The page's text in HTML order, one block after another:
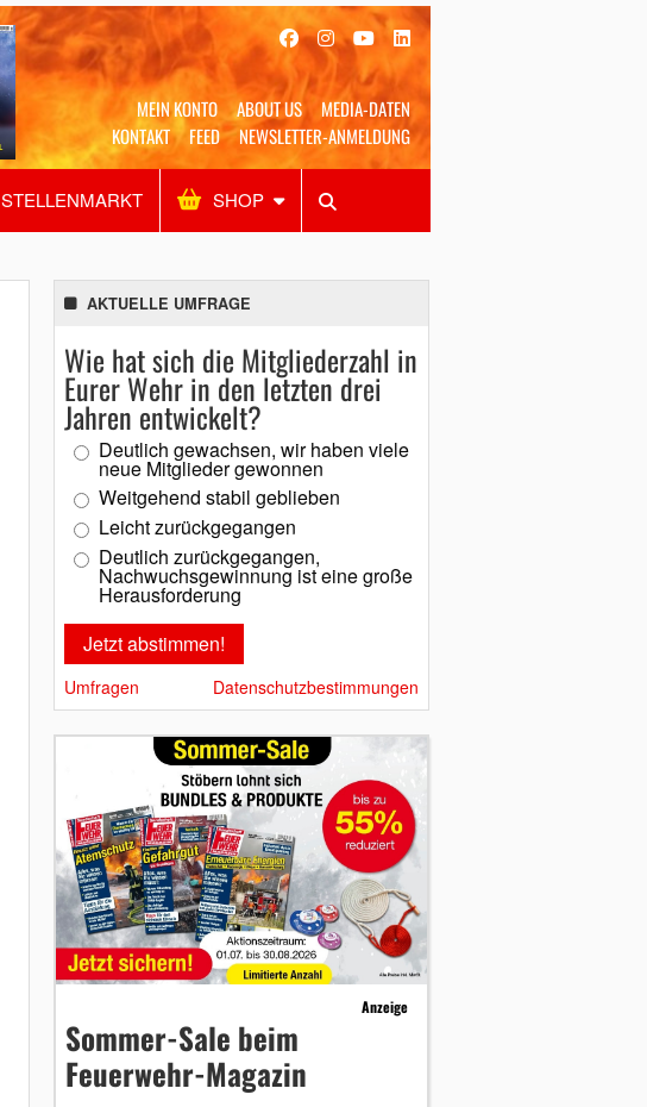
MEIN KONTO ABOUT US
MEDIA-DATEN
KONTAKT
FEED NEWSLETTER-ANMELDUNG
STELLENMARKT SHOP
Alles Shop SUCHEN
AKTUELLE UMFRAGE
Wie hat sich die Mitgliederzahl in
Eurer Wehr in den letzten drei
Jahren entwickelt?
Deutlich gewachsen, wir haben viele
neue Mitglieder gewonnen
Weitgehend stabil geblieben
Leicht zurückgegangen
Deutlich zurückgegangen,
Nachwuchsgewinnung ist eine große
Herausforderung
Umfragen Datenschutzbestimmungen
Anzeige
Sommer-Sale beim
Feuerwehr-Magazin